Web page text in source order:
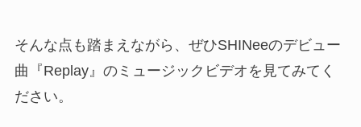
そんな点も踏まえながら、ぜひSHINeeのデビュー
曲『Replay』のミュージックビデオを見てみてく
ださい。